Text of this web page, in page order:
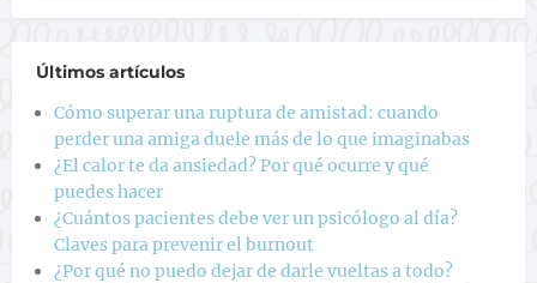
Últimos artículos
Cómo superar una ruptura de amistad: cuando
perder una amiga duele más de lo que imaginabas
¿El calor te da ansiedad? Por qué ocurre y qué
puedes hacer
¿Cuántos pacientes debe ver un psicólogo al día?
Claves para prevenir el burnout
¿Por qué no puedo dejar de darle vueltas a todo?